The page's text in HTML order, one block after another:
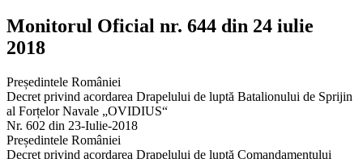
Monitorul Oficial nr. 644 din 24 iulie
2018
Președintele României
Decret privind acordarea Drapelului de luptă Batalionului de Sprijin
al Forțelor Navale „OVIDIUS“
Nr. 602 din 23-Iulie-2018
Președintele României
Decret privind acordarea Drapelului de luptă Comandamentului